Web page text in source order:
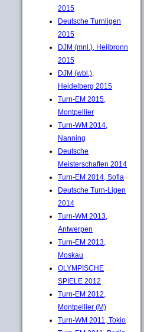
2015
Deutsche Turnligen
2015
DJM (mnl.), Heilbronn
2015
DJM (wbl.),
Heidelberg 2015
Turn-EM 2015,
Montpellier
Turn-WM 2014,
Nanning
Deutsche
Meisterschaften 2014
Turn-EM 2014, Sofia
Deutsche Turn-Ligen
2014
Turn-WM 2013,
Antwerpen
Turn-EM 2013,
Moskau
OLYMPISCHE
SPIELE 2012
Turn-EM 2012,
Montpellier (M)
Turn-WM 2011, Tokio